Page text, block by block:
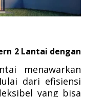
2 Lantai dengan
menawarkan
dari efisiensi
yang bisa